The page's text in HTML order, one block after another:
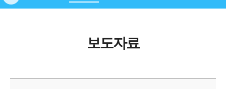
보도자료